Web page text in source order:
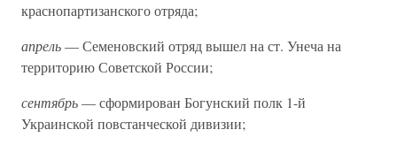
краснопартизанского отряда;
апрель— Семеновский отряд вышел на ст. Унеча на
территорию Советской России;
сентябрь— сформирован Богунский полк 1-й
Украинской повстанческой дивизии;